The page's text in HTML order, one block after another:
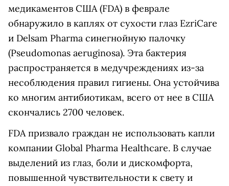
медикаментов США (FDA) в феврале
обнаружило в каплях от сухости глаз EzriCare
и Delsam Pharma синегнойную палочку
(Pseudomonas aeruginosa). Эта бактерия
распространяется в медучреждениях из-за
несоблюдения правил гигиены. Она устойчива
ко многим антибиотикам, всего от нее в США
скончались 2700 человек.
FDA призвало граждан не использовать капли
компании Global Pharma Healthcare. В случае
выделений из глаз, боли и дискомфорта,
повышенной чувствительности к свету и